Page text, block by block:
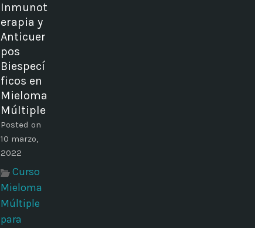
Inmunot
erapia y
Anticuer
pos
Biespecí
ficos en
Mieloma
Múltiple
Posted on
10 marzo,
2022
Curso
Mieloma
Múltiple
para